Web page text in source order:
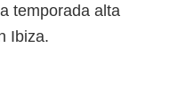
temporada alta
Ibiza.